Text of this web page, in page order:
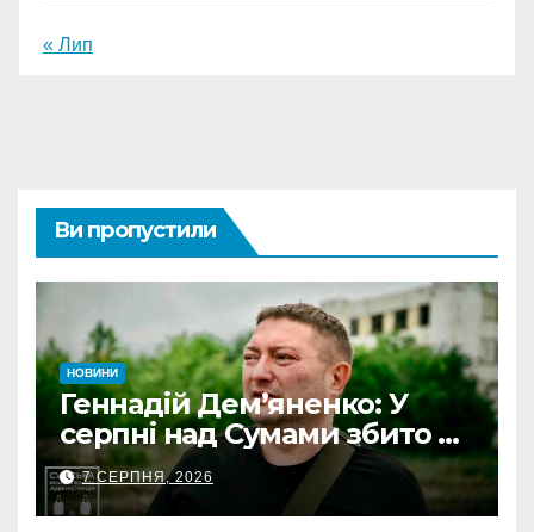
« Лип
Ви пропустили
НОВИНИ
Геннадій Дем’яненко: У
серпні над Сумами збито 6
КАБів
7 СЕРПНЯ, 2026